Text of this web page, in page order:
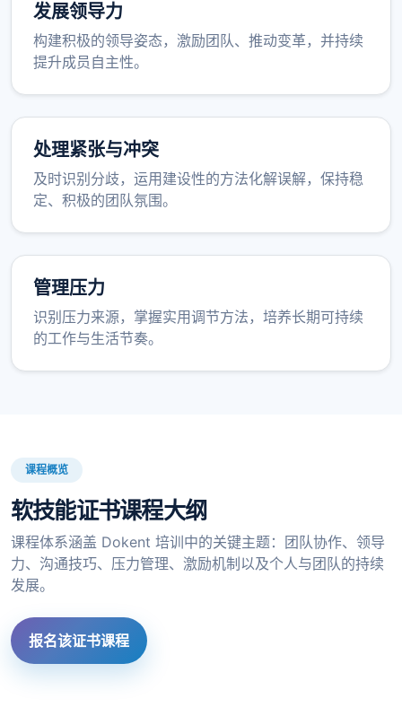
发展领导力
构建积极的领导姿态，激励团队、推动变革，并持续
提升成员自主性。
处理紧张与冲突
及时识别分歧，运用建设性的方法化解误解，保持稳
定、积极的团队氛围。
管理压力
识别压力来源，掌握实用调节方法，培养长期可持续
的工作与生活节奏。
课程概览
软技能证书课程大纲
课程体系涵盖 Dokent 培训中的关键主题：团队协作、领导
力、沟通技巧、压力管理、激励机制以及个人与团队的持续
发展。
报名该证书课程